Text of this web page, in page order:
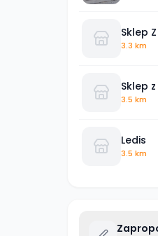
Sklep
3.3 km
Sklep
3.5 km
Ledis
3.5 km